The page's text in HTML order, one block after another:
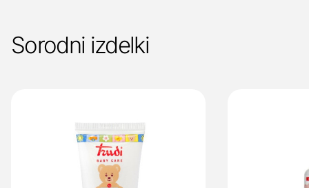
Sorodni izdelki